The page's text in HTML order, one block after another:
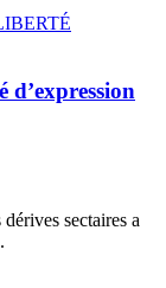
d’expression
sectaires a